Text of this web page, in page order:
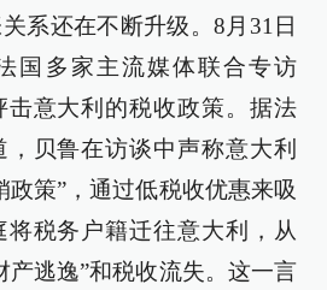
系还在不断升级。8月31日
国多家主流媒体联合专访
击意大利的税收政策。据法
贝鲁在访谈中声称意大利
政策”，通过低税收优惠来吸
税务户籍迁往意大利，从
产逃逸”和税收流失。这一言